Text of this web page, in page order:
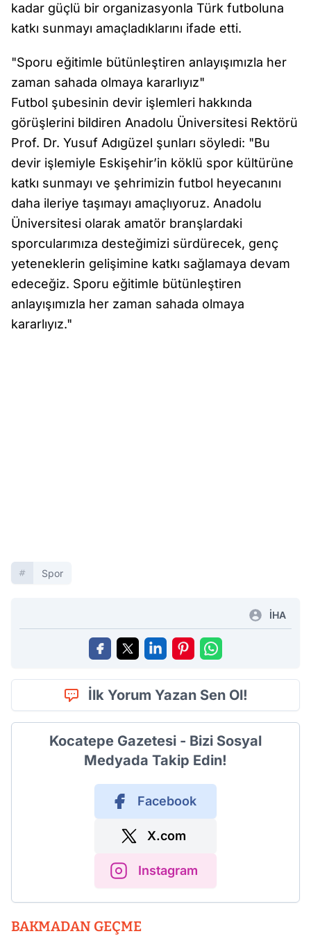
kadar güçlü bir organizasyonla Türk futboluna
katkı sunmayı amaçladıklarını ifade etti.
"Sporu eğitimle bütünleştiren anlayışımızla her
zaman sahada olmaya kararlıyız"
Futbol şubesinin devir işlemleri hakkında
görüşlerini bildiren Anadolu Üniversitesi Rektörü
Prof. Dr. Yusuf Adıgüzel şunları söyledi: "Bu
devir işlemiyle Eskişehir’in köklü spor kültürüne
katkı sunmayı ve şehrimizin futbol heyecanını
daha ileriye taşımayı amaçlıyoruz. Anadolu
Üniversitesi olarak amatör branşlardaki
sporcularımıza desteğimizi sürdürecek, genç
yeteneklerin gelişimine katkı sağlamaya devam
edeceğiz. Sporu eğitimle bütünleştiren
anlayışımızla her zaman sahada olmaya
kararlıyız."
Spor
İHA
İlk Yorum Yazan Sen Ol!
Kocatepe Gazetesi - Bizi Sosyal
Medyada Takip Edin!
Facebook
X.com
Instagram
BAKMADAN GEÇME